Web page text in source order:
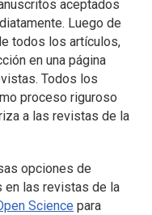
aceptados
Luego de
todos los artículos,
en una página
Todos los
proceso riguroso
a las revistas de la
opciones de
en las revistas de la
Science para